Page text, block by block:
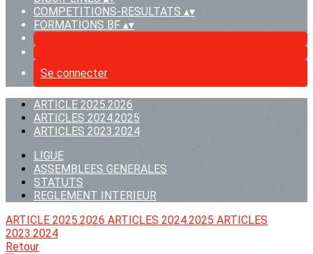
COMPETITIONS-RESULTATS ▴▾
FORMATIONS BF ▴▾
Se connecter
ARTICLE 2025.2026
ARTICLES 2024.2025
ARTICLES 2023.2024
LIGUE
ASSEMBLEES GENERALES
STATUTS
REGLEMENT INTERIEUR
ARTICLE 2025.2026 ARTICLES 2024.2025 ARTICLES
2023.2024
Retour